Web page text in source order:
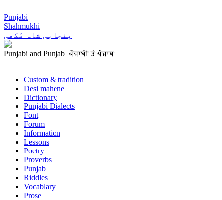
Punjabi
Shahmukhi
پنجابی شاہ مُکھی
Punjabi and Punjab ਪੰਜਾਬੀ ਤੇ ਪੰਜਾਬ
Custom & tradition
Desi mahene
Dictionary
Punjabi Dialects
Font
Forum
Information
Lessons
Poetry
Proverbs
Punjab
Riddles
Vocablary
Prose